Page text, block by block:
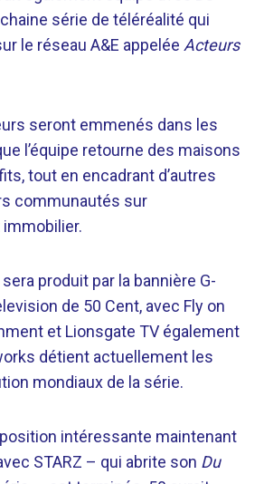
série de téléréalité qui
le réseau A&E appelée Acteurs
seront emmenés dans les
l’équipe retourne des maisons
tout en encadrant d’autres
communautés sur
immobilier.
produit par la bannière G-
de 50 Cent, avec Fly on
et Lionsgate TV également
détient actuellement les
mondiaux de la série.
intéressante maintenant
STARZ – qui abrite son Du